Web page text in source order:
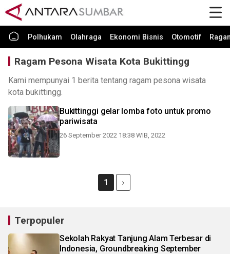
Polhukam Olahraga Ekonomi Bisnis Otomotif
Ragam Pesona Wisata Kota Bukittingg
Kami mempunyai 1 berita tentang ragam pesona wisata
kota bukittingg.
Bukittinggi gelar lomba foto untuk promo
pariwisata
26 September 2022 18:38 WIB, 2022
1
Terpopuler
Sekolah Rakyat Tanjung Alam Terbesar di
Indonesia, Groundbreaking September